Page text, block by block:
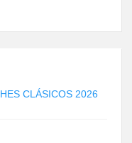
CLÁSICOS 2026